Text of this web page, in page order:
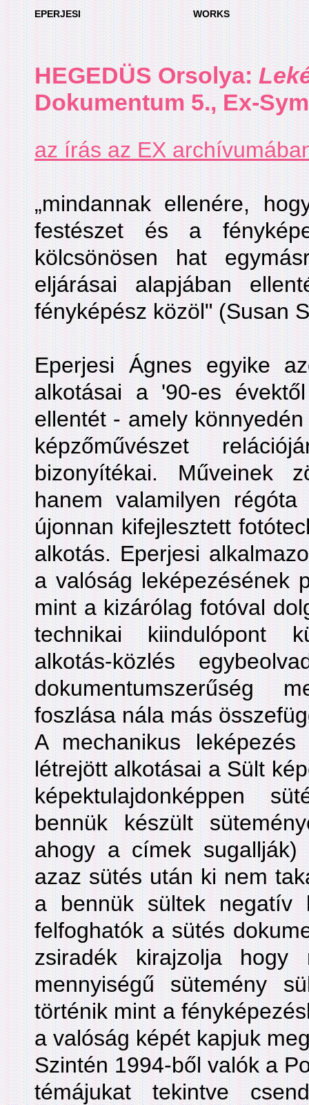
EPERJESI WORKS
HEGEDÜS Orsolya:
Dokumentum 5., Ex-
az írás az EX
„mindannak ellenére,
festészet és a
kölcsönösen hat
eljárásai alapjában
fényképész közöl" (Susan
Eperjesi Ágnes egyike
alkotásai a '90-es
ellentét - amely
képzőművészet
bizonyítékai. Műveinek
hanem valamilyen
újonnan kifejlesztett
alkotás. Eperjesi
a valóság leképezésének
mint a kizárólag fotóval
technikai kiindulópont
alkotás-közlés
dokumentumszerűség
foszlása nála más
A mechanikus
létrejött alkotásai a Sült
képektulajdonképpen
bennük készült
ahogy a címek
azaz sütés után ki nem
a bennük sültek negatív
felfoghatók a sütés
zsiradék kirajzolja
mennyiségű sütemény
történik mint a
a valóság képét kapjuk
Szintén 1994-ből valók a
témájukat tekintve